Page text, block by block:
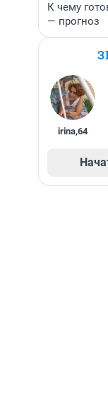
К чему
— прогноз
irina,64